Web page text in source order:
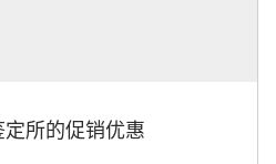
定所的促销优惠